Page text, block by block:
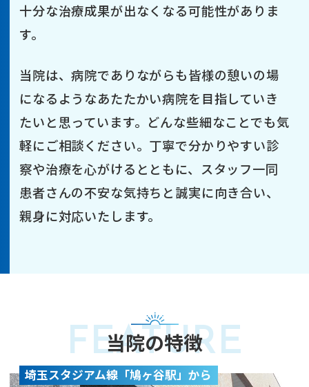
十分な治療成果が出なくなる可能性がありま
す。
当院は、病院でありながらも皆様の憩いの場
になるようなあたたかい病院を目指していき
たいと思っています。どんな些細なことでも気
軽にご相談ください。丁寧で分かりやすい診
察や治療を心がけるとともに、スタッフ一同
患者さんの不安な気持ちと誠実に向き合い、
親身に対応いたします。
当院の特徴
埼玉スタジアム線「鳩ヶ谷駅」から